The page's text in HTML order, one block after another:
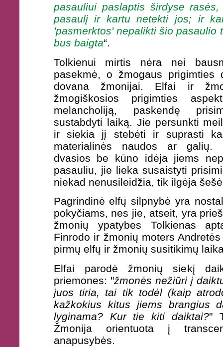
pasauliui paslaptis širdyse
pasaulį ir kartu netekti jos; ir
'pasmerktos' nepalikti šio pasaulio
bus baigta“.
Tolkienui mirtis nėra nei
pasekmė, o žmogaus
dovana žmonijai. Elfai ir
žmogiškosios prigimties
melancholiją, paskendę
sustabdyti laiką. Jie persunkti
ir siekia jį stebėti ir suprasti
materialinės naudos ar galių.
dvasios be kūno idėja jiems
pasauliu, jie lieka susaistyti
niekad nenusileidžia, tik ilgėja
Pagrindinė elfų silpnybė yra
pokyčiams, nes jie, atseit, yra
žmonių ypatybes Tolkienas
Finrodo ir žmonių moters
pirmų elfų ir žmonių susitikimų
Elfai parodė žmonių siekį
priemones: "žmonės nežiūri į
juos tiria, tai tik todėl (kaip
kažkokius kitus jiems brangius
lyginama? Kur tie kiti daiktai?"
Žmonija orientuota į
anapusybės.